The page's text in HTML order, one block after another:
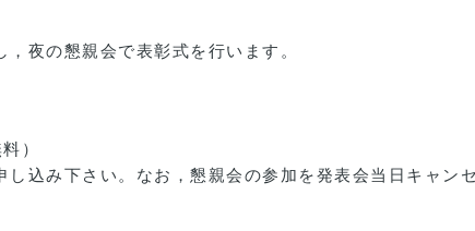
夜の懇親会で表彰式を行います。
）
込み下さい。なお，懇親会の参加を発表会当日キャン